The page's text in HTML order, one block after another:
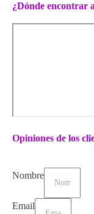
¿Dónde encontrar
Opiniones de los
Nombre
Email